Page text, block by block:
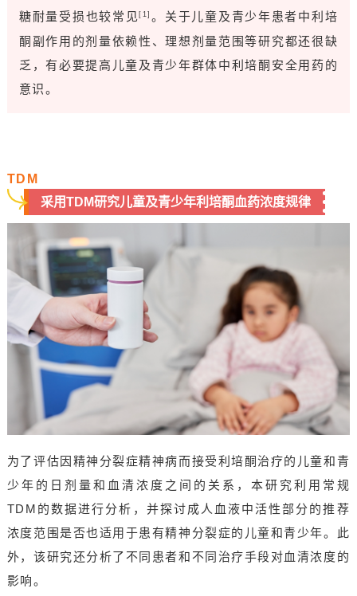
糖耐量受损也较常见[1] 。关于儿童及青少年患者中利培
酮副作用的剂量依赖性、理想剂量范围等研究都还很缺
乏，有必要提高儿童及青少年群体中利培酮安全用药的
意识。
TDM
采用TDM研究儿童及青少年利培酮血药浓度规律
为了评估因精神分裂症精神病而接受利培酮治疗的儿童和青
少年的日剂量和血清浓度之间的关系，本研究利用常规
TDM的数据进行分析，并探讨成人血液中活性部分的推荐
浓度范围是否也适用于患有精神分裂症的儿童和青少年。此
外，该研究还分析了不同患者和不同治疗手段对血清浓度的
影响。